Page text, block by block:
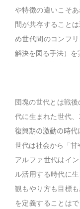
や特徴の違いこそ
間が共存すること
め世代間のコンフ
解決を図る手法）を
団塊の世代とは戦後
代に生まれた世代、
復興期の激動の時代
世代は社会から「甘
アルファ世代はイ
ル活用する時代に
観もやり方も目標
を定義することは